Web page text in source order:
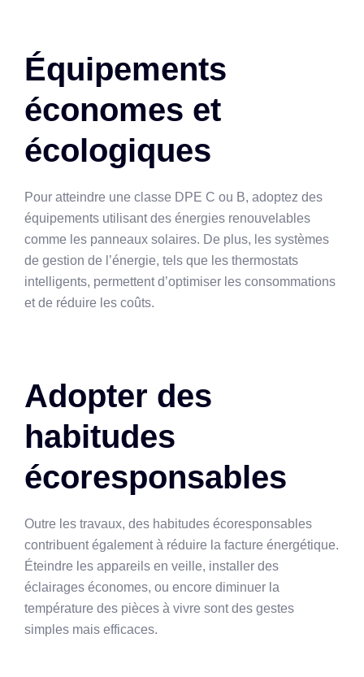
Équipements
économes et
écologiques
Pour atteindre une classe DPE C ou B, adoptez des
équipements utilisant des énergies renouvelables
comme les panneaux solaires. De plus, les systèmes
de gestion de l’énergie, tels que les thermostats
intelligents, permettent d’optimiser les consommations
et de réduire les coûts.
Adopter des
habitudes
écoresponsables
Outre les travaux, des habitudes écoresponsables
contribuent également à réduire la facture énergétique.
Éteindre les appareils en veille, installer des
éclairages économes, ou encore diminuer la
température des pièces à vivre sont des gestes
simples mais efficaces.